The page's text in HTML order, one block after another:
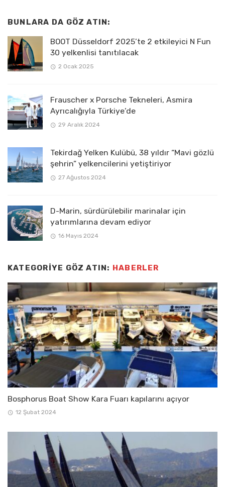
BUNLARA DA GÖZ ATIN:
BOOT Düsseldorf 2025’te 2 etkileyici N Fun
30 yelkenlisi tanıtılacak
2 Ocak 2025
Frauscher x Porsche Tekneleri, Asmira
Ayrıcalığıyla Türkiye’de
29 Aralık 2024
Tekirdağ Yelken Kulübü, 38 yıldır “Mavi gözlü
şehrin” yelkencilerini yetiştiriyor
27 Ağustos 2024
D-Marin, sürdürülebilir marinalar için
yatırımlarına devam ediyor
16 Mayıs 2024
KATEGORIYE GÖZ ATIN: HABERLER
Bosphorus Boat Show Kara Fuarı kapılarını açıyor
12 Şubat 2024